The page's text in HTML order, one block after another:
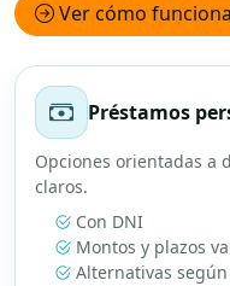
Ver cómo funciona
Préstamos
Opciones orientadas a
claros.
Con DNI
Montos y plazos
Alternativas